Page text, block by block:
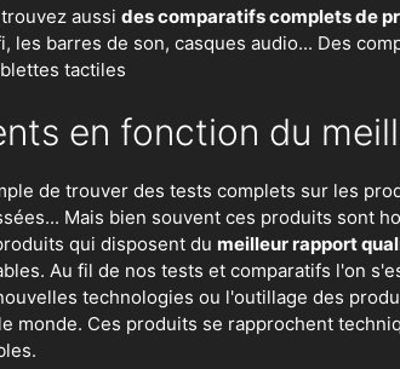
aussi des comparatifs complets de
les barres de son, casques audio... Des
tactiles
en fonction du
de trouver des tests complets sur les
Mais bien souvent ces produits sont
qui disposent du meilleur rapport
Au fil de nos tests et comparatifs l'on
technologies ou l'outillage des
monde. Ces produits se rapprochent